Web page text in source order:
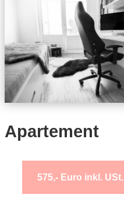
Apartement
575,- Euro inkl. USt.